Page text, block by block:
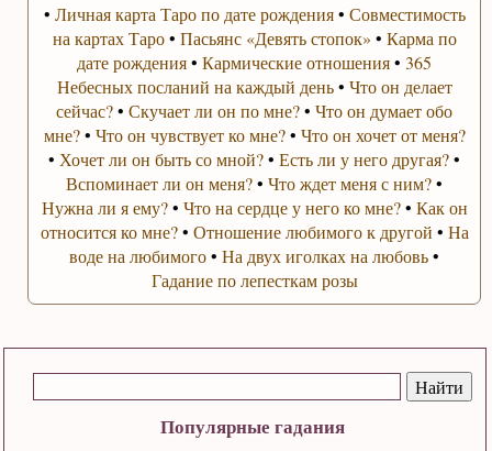
Популярные гадания
• Личная карта Таро по дате рождения• Совместимость
на картах Таро• Пасьянс «Девять стопок» • Карма по
дате рождения•Кармические отношения•365
Небесных посланий на каждый день• Что он делает
сейчас?•Скучает ли он по мне?•Что он думает обо
мне?• Что он чувствует ко мне?• Что он хочет от меня?
• Хочет ли он быть со мной?•Есть ли у него другая?•
Вспоминает ли он меня?•Что ждет меня с ним?•
Нужна ли я ему?• Что на сердце у него ко мне?• Как он
относится ко мне?• Отношение любимого к другой • На
воде на любимого•На двух иголках на любовь•
Гадание по лепесткам розы